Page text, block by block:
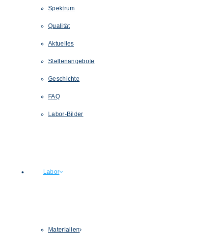
Spektrum
Qualität
Aktuelles
Stellenangebote
Geschichte
FAQ
Labor-Bilder
Labor
Materialien